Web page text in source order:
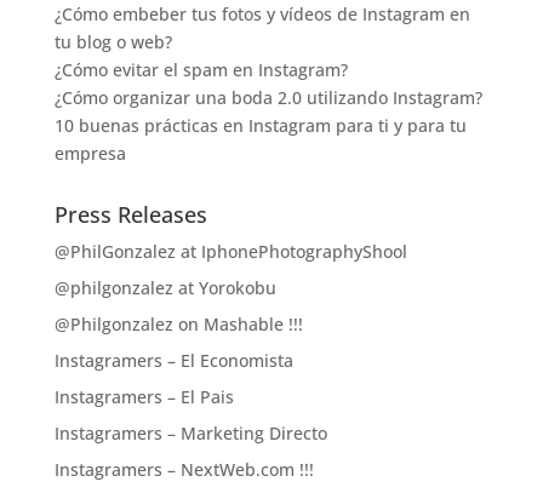
¿Cómo embeber tus fotos y vídeos de Instagram en
tu blog o web?
¿Cómo evitar el spam en Instagram?
¿Cómo organizar una boda 2.0 utilizando Instagram?
10 buenas prácticas en Instagram para ti y para tu
empresa
Press Releases
@PhilGonzalez at IphonePhotographyShool
@philgonzalez at Yorokobu
@Philgonzalez on Mashable !!!
Instagramers – El Economista
Instagramers – El Pais
Instagramers – Marketing Directo
Instagramers – NextWeb.com !!!